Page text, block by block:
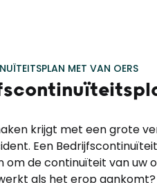
MET VAN OERS
krijgt met een grote
Een
de continuïteit van uw
als het erop aankomt?